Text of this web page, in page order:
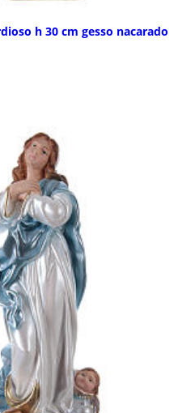
h 30 cm gesso nacarado